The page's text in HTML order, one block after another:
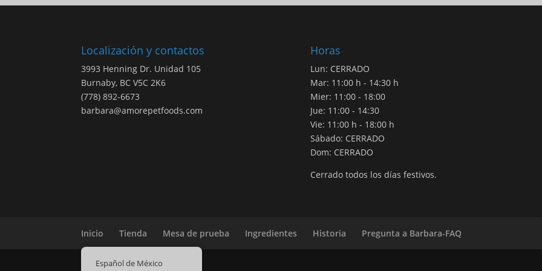
a
Localización y contactos
3993 Henning Dr. Unidad 105
Burnaby, BC V5C 2K6
(778) 892-6673
barbara@amorepetfoods.com
Horas
Lun: CERRADO
Mar: 11:00 h - 14:30 h
Mier: 11:00 - 18:00
Jue: 11:00 - 14:30
Vie: 11:00 h - 18:00 h
Sábado: CERRADO
Dom: CERRADO
Cerrado todos los días festivos.
Inicio Tienda Mesa de prueba Ingredientes Historia Pregunta a Barbara-FAQ
2019-2025 Amoré Pet Foods
Español de México